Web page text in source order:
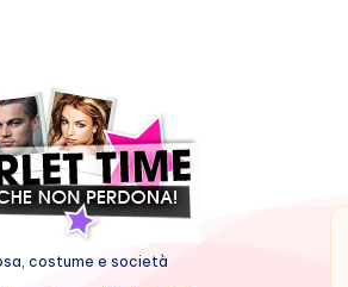
costume e società